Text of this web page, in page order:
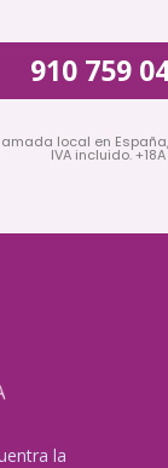
910 759
local en
IVA incluido. +18A
la